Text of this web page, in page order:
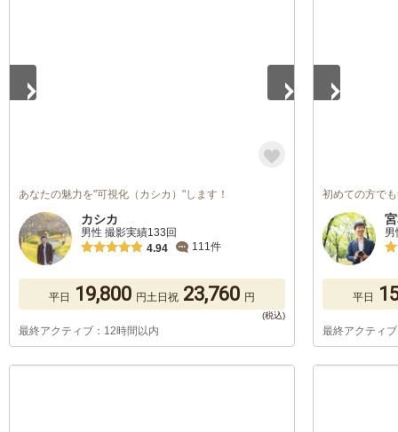
あなたの魅力を"可視化（カシカ）"します！
カシカ
男性 撮影実績133回
4.94
111件
平日 19,800 円土日祝 23,760 円
最終アクティブ：12時間以内
初めての方で
平日
最終アクティ